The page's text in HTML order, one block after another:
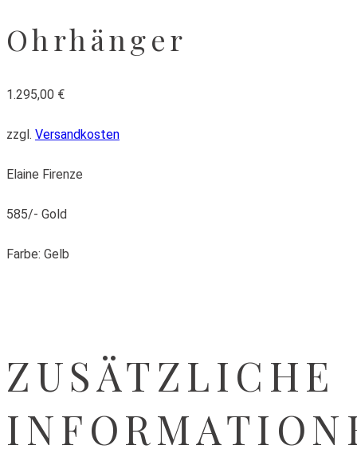
Ohrhänger
1.295,00 €
zzgl. Versandkosten
Elaine Firenze
585/- Gold
Farbe: Gelb
ZUSÄTZLICHE